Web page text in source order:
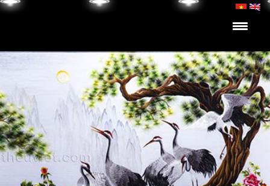
Skip to content